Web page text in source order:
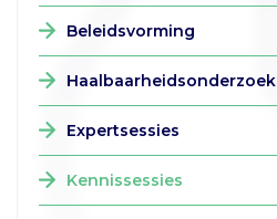
Beleidsvorming
Haalbaarheidsonderzoek
Expertsessies
Kennissessies